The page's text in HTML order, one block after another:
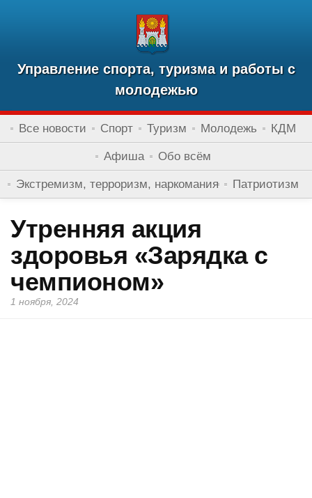
Управление спорта, туризма и работы с
молодежью
Все новости Спорт Туризм Молодежь КДМ
Афиша Обо всём
Экстремизм, терроризм, наркомания Патриотизм
Утренняя акция
здоровья «Зарядка с
чемпионом»
1 ноября, 2024